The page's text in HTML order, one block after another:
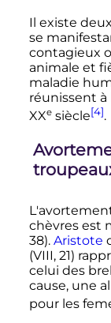
Il existe
se
contagieux
animale et
maladie
réunissent
XXe siècle[4].
chèvres est
38). Aristote
(VIII, 21)
celui des
cause, une
pour les